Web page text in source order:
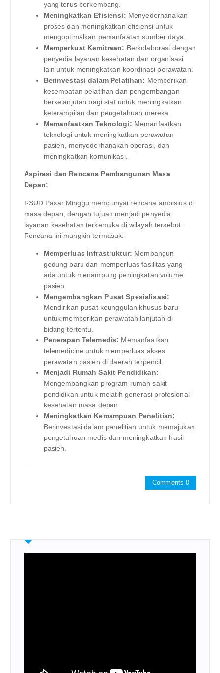
yang terus berkembang.
Meningkatkan Efisiensi: Menyederhanakan
proses dan meningkatkan efisiensi untuk
mengoptimalkan pemanfaatan sumber daya.
Memperkuat Kemitraan: Berkolaborasi dengan
penyedia layanan kesehatan dan organisasi
lain untuk meningkatkan koordinasi perawatan.
Berinvestasi dalam Pelatihan: Memberikan
kesempatan pelatihan dan pengembangan
berkelanjutan bagi staf untuk meningkatkan
keterampilan dan pengetahuan mereka.
Memanfaatkan Teknologi: Memanfaatkan
teknologi untuk meningkatkan perawatan
pasien, menyederhanakan operasi, dan
meningkatkan komunikasi.
Aspirasi dan Rencana Pembangunan Masa
Depan:
RSUD Pasar Minggu mempunyai rencana ambisius di
masa depan, dengan tujuan menjadi penyedia
layanan kesehatan terkemuka di wilayah tersebut.
Rencana ini mungkin termasuk:
Memperluas Infrastruktur: Membangun
gedung baru dan memperluas fasilitas yang
ada untuk menampung peningkatan volume
pasien.
Mengembangkan Pusat Spesialisasi:
Mendirikan pusat keunggulan khusus baru
untuk memberikan perawatan lanjutan di
bidang tertentu.
Penerapan Telemedis: Memanfaatkan
telemedicine untuk memperluas akses
perawatan pasien di daerah terpencil.
Menjadi Rumah Sakit Pendidikan:
Mengembangkan program rumah sakit
pendidikan untuk melatih generasi profesional
kesehatan masa depan.
Meningkatkan Kemampuan Penelitian:
Berinvestasi dalam penelitian untuk memajukan
pengetahuan medis dan meningkatkan hasil
pasien.
Comments 0